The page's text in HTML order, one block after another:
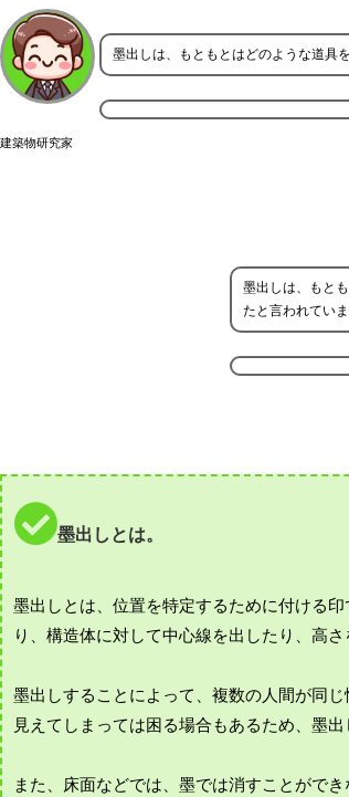
建築物研究家
墨出しは、もともとはどのような道具
墨出しは、もと
たと言われていま
墨出しとは。
墨出しとは、位置を特定するために付ける
り、構造体に対して中心線を出したり、高
墨出しすることによって、複数の人間が同
見えてしまっては困る場合もあるため、墨
また、床面などでは、墨では消すことがで